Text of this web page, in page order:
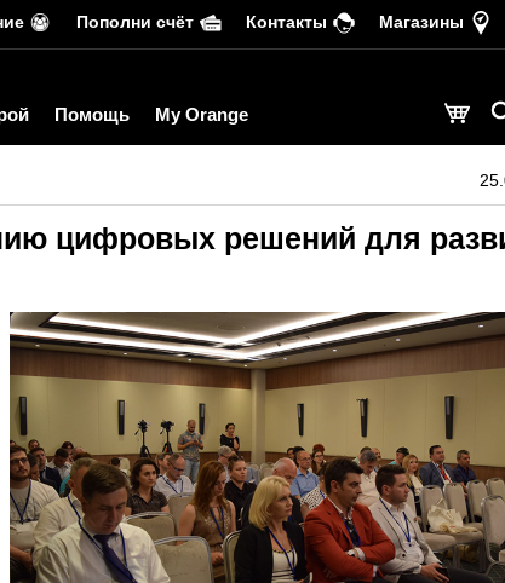
Пополни счёт Контакты Магазины
Помощь My Orange
цифровых решений для